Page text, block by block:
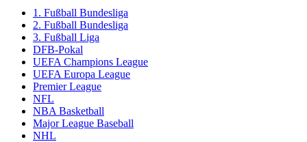
1. Fußball Bundesliga
2. Fußball Bundesliga
3. Fußball Liga
DFB-Pokal
UEFA Champions League
UEFA Europa League
Premier League
NFL
NBA Basketball
Major League Baseball
NHL